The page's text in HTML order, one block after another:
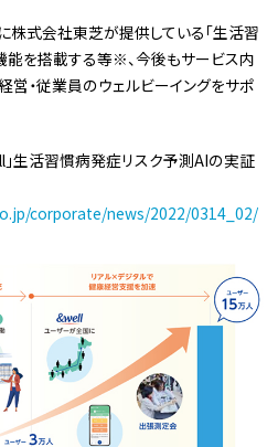
株式会社東芝が提供している「生活習
能を搭載する等※、今後もサービス内
営・従業員のウェルビーイングをサポ
生活習慣病発症リスク予測AIの実証
corporate/news/2022/0314_02/